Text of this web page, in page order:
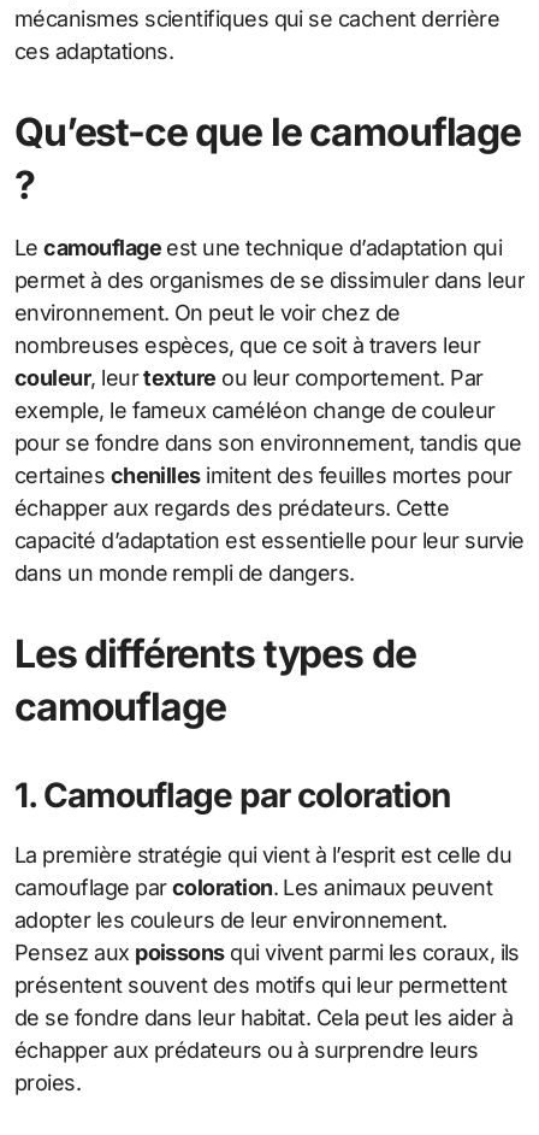
mécanismes scientifiques qui se cachent derrière
ces adaptations.
Qu’est-ce que le camouflage
?
Lecamouflage est une technique d’adaptation qui
permet à des organismes de se dissimuler dans leur
environnement. On peut le voir chez de
nombreuses espèces, que ce soit à travers leur
couleur, leurtexture ou leur comportement. Par
exemple, le fameux caméléon change de couleur
pour se fondre dans son environnement, tandis que
certaines chenillesimitent des feuilles mortes pour
échapper aux regards des prédateurs. Cette
capacité d’adaptation est essentielle pour leur survie
dans un monde rempli de dangers.
Les différents types de
camouflage
1. Camouflage par coloration
La première stratégie qui vient à l’esprit est celle du
camouflage parcoloration. Les animaux peuvent
adopter les couleurs de leur environnement.
Pensez aux poissonsqui vivent parmi les coraux, ils
présentent souvent des motifs qui leur permettent
de se fondre dans leur habitat. Cela peut les aider à
échapper aux prédateurs ou à surprendre leurs
proies.